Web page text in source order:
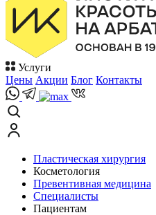
Услуги
Цены Акции Блог Контакты
Пластическая хирургия
Косметология
Превентивная медицина
Специалисты
Пациентам